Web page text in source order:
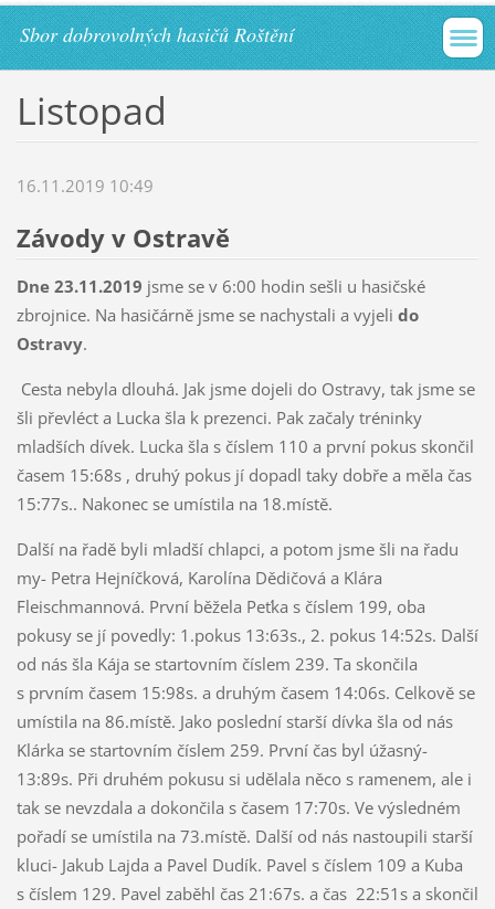
Sbor dobrovolných hasičů Roštění
Listopad
16.11.2019 10:49
Závody v Ostravě
Dne 23.11.2019 jsme se v 6:00 hodin sešli u hasičské
zbrojnice. Na hasičárně jsme se nachystali a vyjeli do
Ostravy.
Cesta nebyla dlouhá. Jak jsme dojeli do Ostravy, tak jsme se
šli převléct a Lucka šla k prezenci. Pak začaly tréninky
mladších dívek. Lucka šla s číslem 110 a první pokus skončil
časem 15:68s , druhý pokus jí dopadl taky dobře a měla čas
15:77s.. Nakonec se umístila na 18.místě.
Další na řadě byli mladší chlapci, a potom jsme šli na řadu
my- Petra Hejníčková, Karolína Dědičová a Klára
Fleischmannová. První běžela Peťka s číslem 199, oba
pokusy se jí povedly: 1.pokus 13:63s., 2. pokus 14:52s. Další
od nás šla Kája se startovním číslem 239. Ta skončila
s prvním časem 15:98s. a druhým časem 14:06s. Celkově se
umístila na 86.místě. Jako poslední starší dívka šla od nás
Klárka se startovním číslem 259. První čas byl úžasný-
13:89s. Při druhém pokusu si udělala něco s ramenem, ale i
tak se nevzdala a dokončila s časem 17:70s. Ve výsledném
pořadí se umístila na 73.místě. Další od nás nastoupili starší
kluci- Jakub Lajda a Pavel Dudík. Pavel s číslem 109 a Kuba
s číslem 129. Pavel zaběhl čas 21:67s. a čas 22:51s a skončil